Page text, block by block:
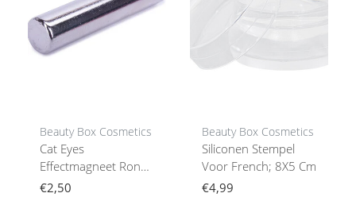
Beauty Box Cosmetics
Cat Eyes
Effectmagneet Rond ,
Loop9D
€2,50
Beauty Box Cosmetics
Siliconen Stempel
Voor French; 8X5 Cm
€4,99